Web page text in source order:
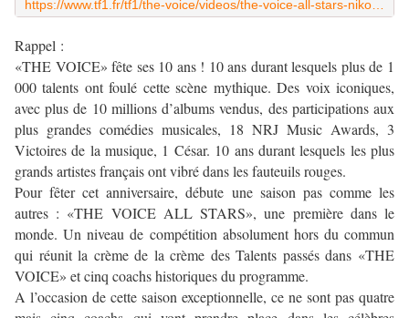
Rappel :
«THE VOICE» fête ses 10 ans ! 10 ans durant lesquels plus de 1
000 talents ont foulé cette scène mythique. Des voix iconiques,
avec plus de 10 millions d’albums vendus, des participations aux
plus grandes comédies musicales, 18 NRJ Music Awards, 3
Victoires de la musique, 1 César. 10 ans durant lesquels les plus
grands artistes français ont vibré dans les fauteuils rouges.
Pour fêter cet anniversaire, débute une saison pas comme les
autres : «THE VOICE ALL STARS», une première dans le
monde. Un niveau de compétition absolument hors du commun
qui réunit la crème de la crème des Talents passés dans «THE
VOICE» et cinq coachs historiques du programme.
A l’occasion de cette saison exceptionnelle, ce ne sont pas quatre